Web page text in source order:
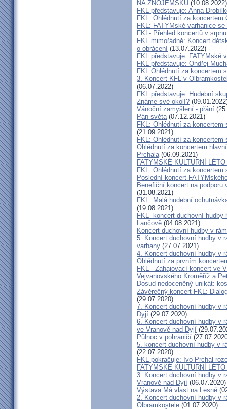
NA ZNOJEMSKU (10.08.2022)
FKL představuje: Anna
FKL: Ohlédnutí za koncertem
FKL: FATYMské varhanice
FKL- Přehled koncertů v srpnu
FKL mimořádně: Koncert
o obrácení (13.07.2022)
FKL představuje: FATYMské
FKL představuje: Ondřej
FKL Ohlédnutí za koncertem
3. Koncert KFL v
(06.07.2022)
FKL představuje: Hudební
Známe své okolí?
Vánoční zamyšlení - přání
Pán světa(07.12.2021)
FKL: Ohlédnutí za koncertem
(21.09.2021)
FKL: Ohlédnutí za
Ohlédnutí za koncertem
Prchala(06.09.2021)
FATYMSKÉ KULTURNÍ
FKL: Ohlédnutí za
Poslední koncert
Benefiční koncert na podporu
(31.08.2021)
FKL: Malá hudební
(19.08.2021)
FKL- koncert duchovní
Lančově (04.08.2021)
Koncert duchovní hudby v
5. Koncert duchovní hudby v
varhany (27.07.2021)
4. Koncert duchovní hudby v
Ohlédnutí za prvním
FKL - Zahajovací koncert ve
Vejvanovského Kroměříž a
Dosud nedoceněný unikát:
Závěrečný koncert FKL:
(29.07.2020)
7. Koncert duchovní hudby v
Dyjí (29.07.2020)
6. Koncert duchovní hudby v
ve Vranově nad Dyjí
Půlnoc v pohraničí
5. koncert duchovní hudby v
(22.07.2020)
FKL pokračuje: Ivo Prchal
FATYMSKÉ KULTURNÍ
3. Koncert duchovní hudby v
Vranově nad Dyjí (06.07.2020)
Výstava Má vlast na Lesné
2. Koncert duchovní hudby v
Olbramkostele (01.07.2020)